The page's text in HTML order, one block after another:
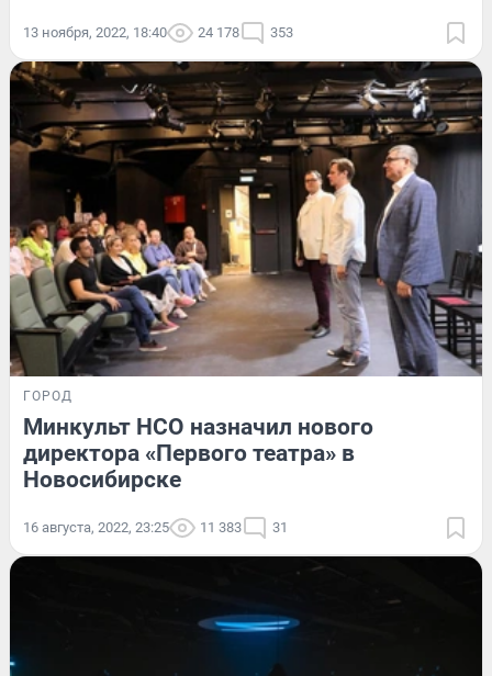
13 ноября, 2022, 18:40 24 178 353
ГОРОД
Минкульт НСО назначил нового
директора «Первого театра» в
Новосибирске
16 августа, 2022, 23:25 11 383 31